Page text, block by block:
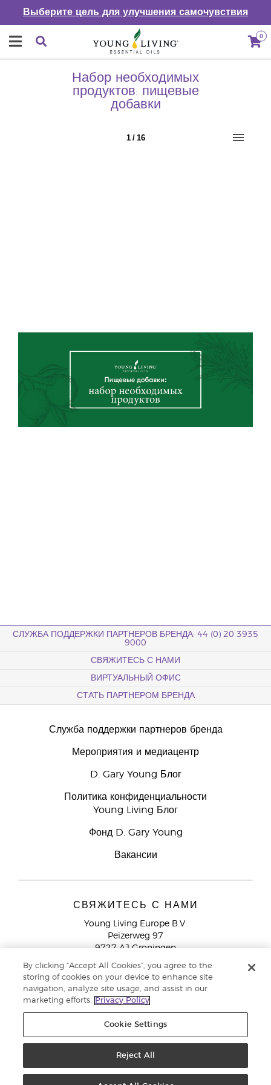
Выберите цель для улучшения самочувствия
0
Набор необходимых
продуктов: пищевые
добавки
СЛУЖБА ПОДДЕРЖКИ ПАРТНЕРОВ БРЕНДА: 44 (0) 20 3935
9000
СВЯЖИТЕСЬ С НАМИ
ВИРТУАЛЬНЫЙ ОФИС
СТАТЬ ПАРТНЕРОМ БРЕНДА
Служба поддержки партнеров бренда
Мероприятия и медиацентр
D. Gary Young Блог
Политика конфиденциальности
Young Living Блог
Фонд D. Gary Young
Вакансии
СВЯЖИТЕСЬ С НАМИ
Young Living Europe B.V.
Peizerweg 97
9727 AJ Groningen
Netherlands
Служба поддержки партнеров бренда+44 (0) 20 3935
9000
© Young Living Essential Oils 2021 |Политика конфиденциальности
них необходимы для работы нашего сайта, другие помогают улучшить взаимодействие с
By clicking “Accept All Cookies”, you agree to the
storing of cookies on your device to enhance site
navigation, analyze site usage, and assist in our
marketing efforts.
Privacy Policy
Cookie Settings
Reject All